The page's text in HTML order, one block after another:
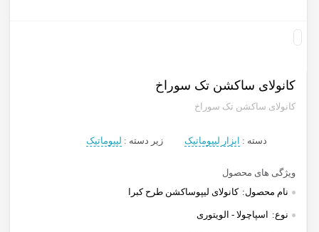
کانولای ساکشن تک سوراخ
کانولای ساکشن تک سوراخ
دسته : ابزار لیپوماتیک زیر دسته : لیپوماتیک
نام محصول: کانولای لیپوساکشن طرح کبرا
نوع: اسپاچولا - الویتوری